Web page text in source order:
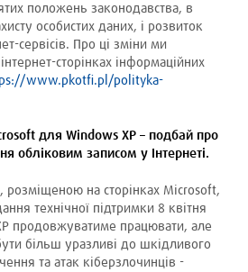
положень законодавства, в
особистих даних, і розвиток
сервісів. Про ці зміни ми
сторінках інформаційних
www.pkotfi.pl/polityka-
для Windows XP – подбай про
обліковим записом у Інтернеті.
розміщеною на сторінках Microsoft,
технічної підтримки 8 квітня
продовжуватиме працювати, але
більш уразливі до шкідливого
та атак кіберзлочинців -